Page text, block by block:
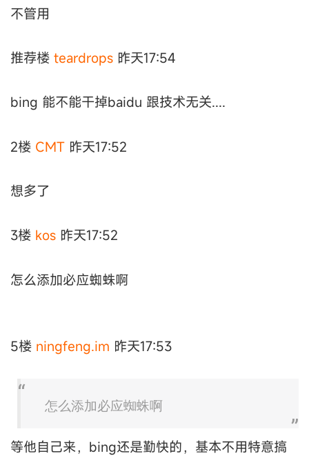
不管用
推荐楼 teardrops 昨天17:54
bing 能不能干掉baidu 跟技术无关....
2楼 CMT 昨天17:52
想多了
3楼 kos 昨天17:52
怎么添加必应蜘蛛啊
5楼 ningfeng.im 昨天17:53
怎么添加必应蜘蛛啊
等他自己来，bing还是勤快的，基本不用特意搞